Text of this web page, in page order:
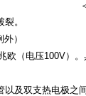
。
）
（电压100V）。
及双支热电极之